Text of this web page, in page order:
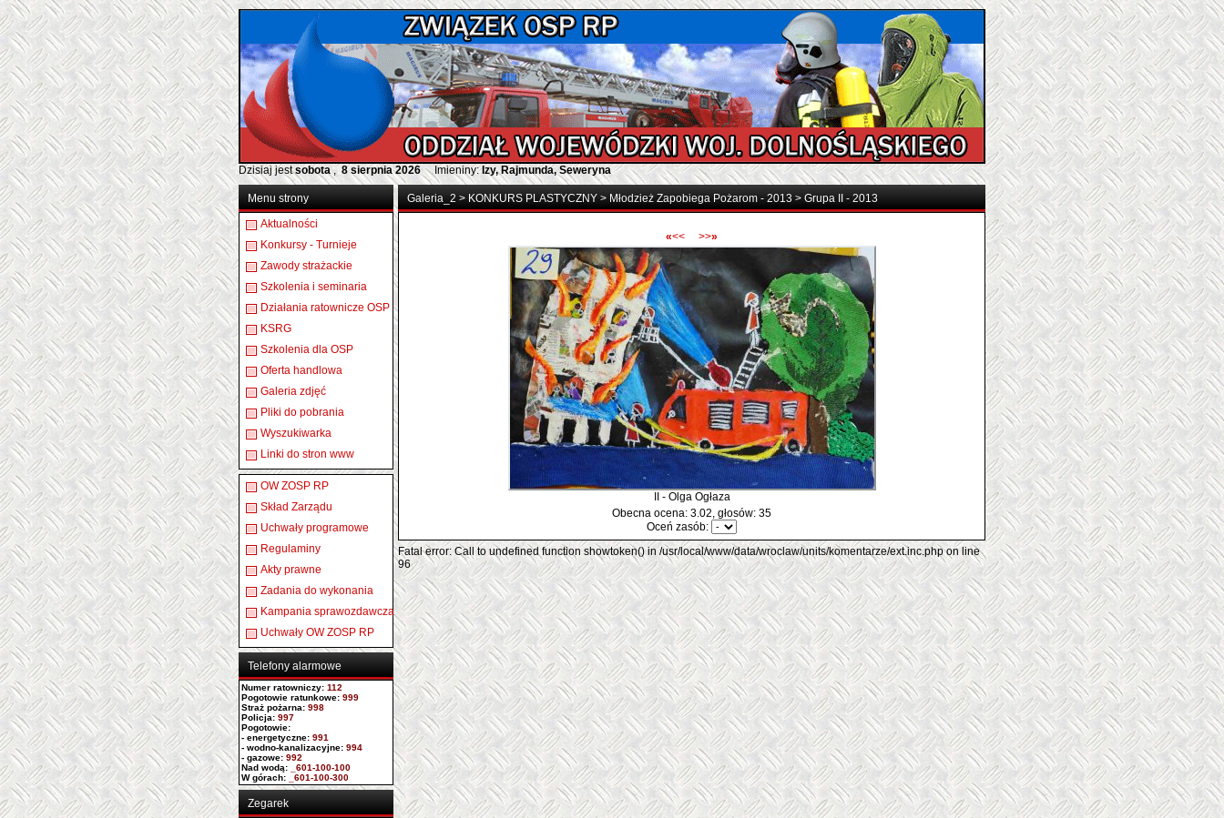
Dzisiaj jestsobota , 8 sierpnia 2026 Imieniny:Izy, Rajmunda, Seweryna
Menu strony
Aktualności
Konkursy - Turnieje
Zawody strażackie
Szkolenia i seminaria
Działania ratownicze OSP
KSRG
Szkolenia dla OSP
Oferta handlowa
Galeria zdjęć
Pliki do pobrania
Wyszukiwarka
Linki do stron www
OW ZOSP RP
Skład Zarządu
Uchwały programowe
Regulaminy
Akty prawne
Zadania do wykonania
Kampania sprawozdawcza
Uchwały OW ZOSP RP
Telefony alarmowe
Numer ratowniczy: 112
Pogotowie ratunkowe: 999
Straż pożarna: 998
Policja: 997
Pogotowie:
- energetyczne: 991
- wodno-kanalizacyjne: 994
- gazowe: 992
Nad wodą: _601-100-100
W górach: _601-100-300
Zegarek
Galeria_2 > KONKURS PLASTYCZNY > Młodzież Zapobiega Pożarom - 2013 > Grupa II - 2013
«<< >>»
II - Olga Ogłaza
Obecna ocena: 3.02, głosów: 35
Oceń zasób:
Fatal error: Call to undefined function showtoken() in /usr/local/www/data/wroclaw/units/komentarze/ext.inc.php on line
96